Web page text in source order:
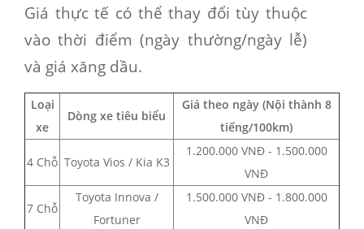
Giá thực tế có thể thay đổi tùy thuộc
vào thời điểm (ngày thường/ngày lễ)
và giá xăng dầu.
Loại
xe
Dòng xe tiêu biểu
Giá theo ngày (Nội thành 8
tiếng/100km)
4 Chỗ Toyota Vios / Kia K3
1.200.000 VNĐ - 1.500.000
VNĐ
7 Chỗ
Toyota Innova /
Fortuner
1.500.000 VNĐ - 1.800.000
VNĐ